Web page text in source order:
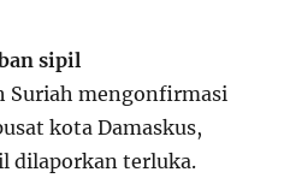
sipil
Suriah mengonfirmasi
kota Damaskus,
dilaporkan terluka.